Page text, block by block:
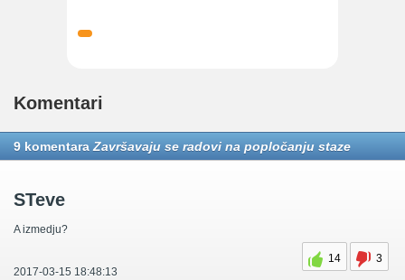
Komentari
9 komentara Završavaju se radovi na popločanju staze
STeve
A izmedju?
14
3
2017-03-15 18:48:13